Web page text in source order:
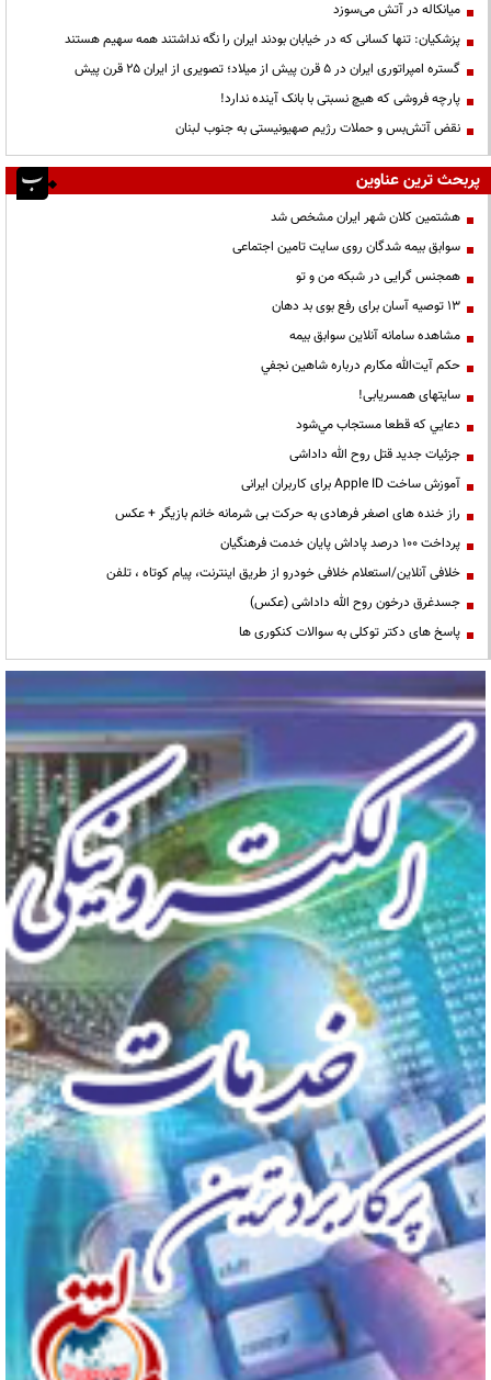
میانکاله در آتش می‌سوزد
پزشکیان: تنها کسانی که در خیابان بودند ایران را نگه نداشتند همه سهیم هستند
گستره امپراتوری ایران در ۵ قرن پیش از میلاد؛ تصویری از ایران ۲۵ قرن پیش
پارچه فروشی که هیچ نسبتی با بانک آینده ندارد!
نقض آتش‌بس و حملات رژیم صهیونیستی به جنوب لبنان
پربحث ترین عناوین
هشتمین کلان شهر ایران مشخص شد
سوابق بیمه شدگان روی سایت تامین اجتماعی
همجنس گرایی در شبکه من و تو
13 توصیه آسان برای رفع بوی بد دهان
مشاهده سامانه آنلاين سوابق بیمه
حكم آيت‌الله مكارم درباره شاهين نجفي
سایتهای همسریابی!
دعايي كه قطعا مستجاب مي‌شود
جزئیات جدید قتل روح الله داداشی
آموزش ساخت Apple ID برای کاربران ایرانی
راز خنده های اصغر فرهادی به حرکت بی شرمانه خانم بازیگر + عکس
پرداخت ۱۰۰ درصد پاداش پایان خدمت فرهنگیان
خلافی آنلاین/استعلام خلافی خودرو از طریق اینترنت، پیام کوتاه ، تلفن
جسدغرق درخون روح الله داداشی (عکس)
پاسخ های دکتر توکلی به سوالات کنکوری ها